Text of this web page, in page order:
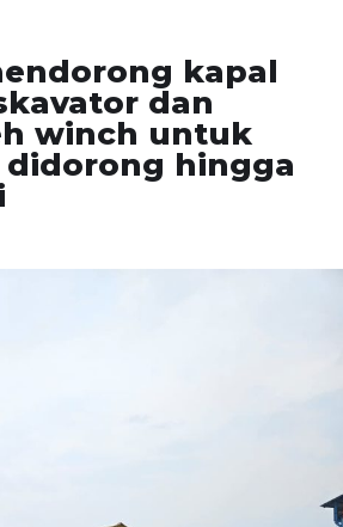
kapal
dan
winch untuk
didorong hingga